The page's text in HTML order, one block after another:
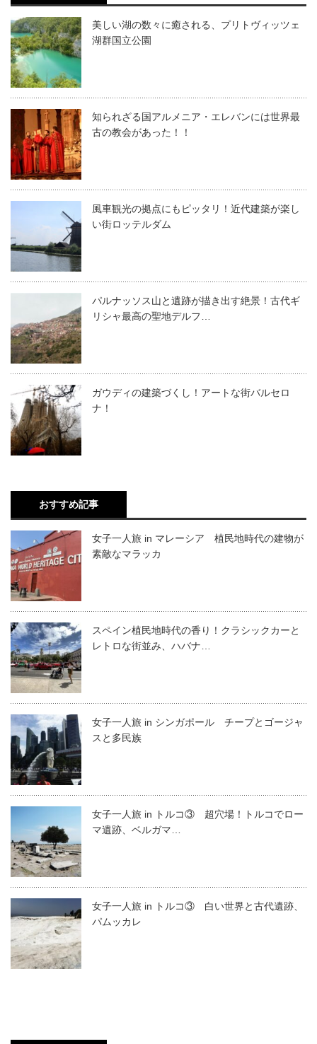
美しい湖の数々に癒される、プリトヴィッツェ
湖群国立公園
知られざる国アルメニア・エレバンには世界最
古の教会があった！！
風車観光の拠点にもピッタリ！近代建築が楽し
い街ロッテルダム
パルナッソス山と遺跡が描き出す絶景！古代ギ
リシャ最高の聖地デルフ…
ガウディの建築づくし！アートな街バルセロ
ナ！
おすすめ記事
女子一人旅 in マレーシア 植民地時代の建物が
素敵なマラッカ
スペイン植民地時代の香り！クラシックカーと
レトロな街並み、ハバナ…
女子一人旅 in シンガポール チープとゴージャ
スと多民族
女子一人旅 in トルコ③ 超穴場！トルコでロー
マ遺跡、ベルガマ…
女子一人旅 in トルコ③ 白い世界と古代遺跡、
パムッカレ